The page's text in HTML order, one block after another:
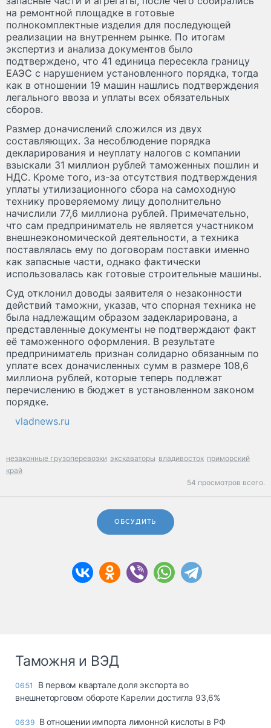
на ремонтной площадке в готовые
полнокомплектные изделия для последующей
реализации на внутреннем рынке. По итогам
экспертиз и анализа документов было
подтверждено, что 41 единица пересекла границу
ЕАЭС с нарушением установленного порядка, тогда
как в отношении 19 машин нашлись подтверждения
легального ввоза и уплаты всех обязательных
сборов.
Размер доначислений сложился из двух
составляющих. За несоблюдение порядка
декларирования и неуплату налогов с компании
взыскали 31 миллион рублей таможенных пошлин и
НДС. Кроме того, из-за отсутствия подтверждения
уплаты утилизационного сбора на самоходную
технику проверяемому лицу дополнительно
начислили 77,6 миллиона рублей. Примечательно,
что сам предприниматель не является участником
внешнеэкономической деятельности, а техника
поставлялась ему по договорам поставки именно
как запасные части, однако фактически
использовалась как готовые строительные машины.
Суд отклонил доводы заявителя о незаконности
действий таможни, указав, что спорная техника не
была надлежащим образом задекларирована, а
представленные документы не подтверждают факт
её таможенного оформления. В результате
предприниматель признан солидарно обязанным по
уплате всех доначисленных сумм в размере 108,6
миллиона рублей, которые теперь подлежат
перечислению в бюджет в установленном законом
порядке.
vladnews.ru
незаконные грузоперевозки экскаваторы владивосток приморский
край
54 просмотров всего.
ОБСУДИТЬ
Таможня и ВЭД
06:51
В первом квартале доля экспорта во
внешнеторговом обороте Карелии достигла 93,6%
06:39 В отношении импорта лимонной кислоты в РФ